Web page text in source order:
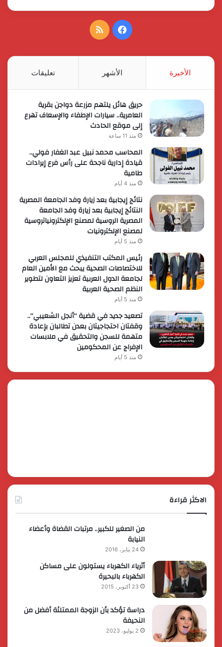
فيسبوكملخص
الأخيرة الأشهر تعليقات
حريق هائل يلتهم مزرعة دواجن بقرية
العامرية.. سيارات الإطفاء والإسعاف تهرع
إلى موقع الحادث
منذ 11 ساعة
المحاسب محمد نبيل عبد الغفار فولي..
قيادة إدارية ناجحة على رأس فرع إيرادات
طامية
منذ 4 أيام
نتائج إيجابية بعد زيارة وفد الجامعة المصرية
النتائج إيجابية بعد زيارة وفد الجامعة
المصرية الروسية لمصنع الإلكترونياتروسية
لمصنع الإلكترونيات
منذ 5 أيام
رئيس المكتب التنفيذي للمجلس العربي
للاختصاصات الصحية يبحث مع الأمين العام
لجامعة الدول العربية تعزيز التعاون لتطوير
النظم الصحية العربية
منذ 5 أيام
تصعيد جديد في قضية “أنجل الشعيبي”..
وقفتان احتجاجيتان بعدن تطالبان بإعادة
متهمة للسجن والتحقيق في ملابسات
الإفراج عن المحكومين
منذ 5 أيام
الاكثر قراءة
من الصغير للكبير.. مرتبات القضاة وأعضاء
النيابة
24 يناير، 2016
أثرياء الكهرباء يستولون على مساكن
الكهرباء بالبحيرة
23 أكتوبر، 2015
دراسة تؤكد بأن الزوجة الممتلئة أفضل من
النحيفة
2 يوليو، 2023